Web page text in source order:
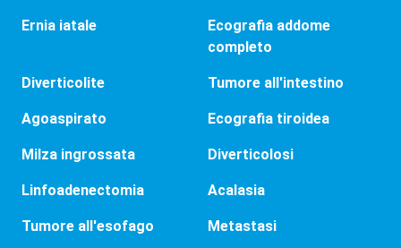
Ernia iatale
Ecografia addome
completo
Diverticolite Tumore all'intestino
Agoaspirato Ecografia tiroidea
Milza ingrossata Diverticolosi
Linfoadenectomia Acalasia
Tumore all'esofago Metastasi